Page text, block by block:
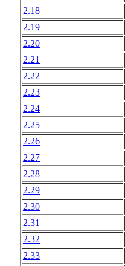
2.18
2.19
2.20
2.21
2.22
2.23
2.24
2.25
2.26
2.27
2.28
2.29
2.30
2.31
2.32
2.33